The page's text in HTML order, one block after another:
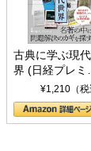
古典に学ぶ現
界 (日経プレミア
シリーズ)¥1,210（税